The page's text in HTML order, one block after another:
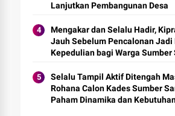
Lanjutkan Pembangunan Desa
Mengakar dan Selalu Hadir,
Jauh Sebelum Pencalonan Jadi
Kepedulian bagi Warga Sumber
Selalu Tampil Aktif Ditengah
Rohana Calon Kades Sumber
Paham Dinamika dan